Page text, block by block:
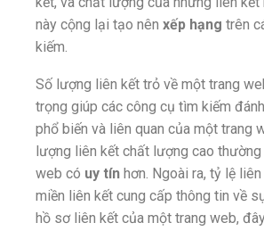
này cộng lại tạo nên xếp hạng trên
kiếm.
Số lượng liên kết trỏ về một trang
trọng giúp các công cụ tìm kiếm
phổ biến và liên quan của một trang
lượng liên kết chất lượng cao thường
web có uy tín hơn. Ngoài ra, tỷ lệ
miền liên kết cung cấp thông tin về
hồ sơ liên kết của một trang web,